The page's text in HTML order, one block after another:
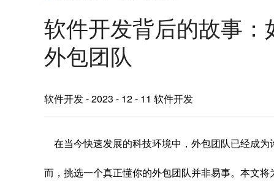
软件开发背后的故事
外包团队
软件开发- 2023 - 12 - 11 软件开发
在当今快速发展的科技环境中，外包团队已经成
而，挑选一个真正懂你的外包团队并非易事。本文